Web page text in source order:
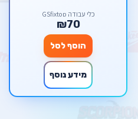
כלי עבודה GSfixtop
₪70
הוסף לסל
מידע נוסף